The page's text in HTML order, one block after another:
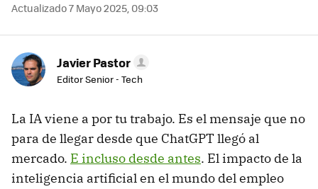
Actualizado 7 Mayo 2025, 09:03
Javier Pastor
Editor Senior - Tech
La IA viene a por tu trabajo. Es el mensaje que no
para de llegar desde que ChatGPT llegó al
mercado. E incluso desde antes. El impacto de la
inteligencia artificial en el mundo del empleo